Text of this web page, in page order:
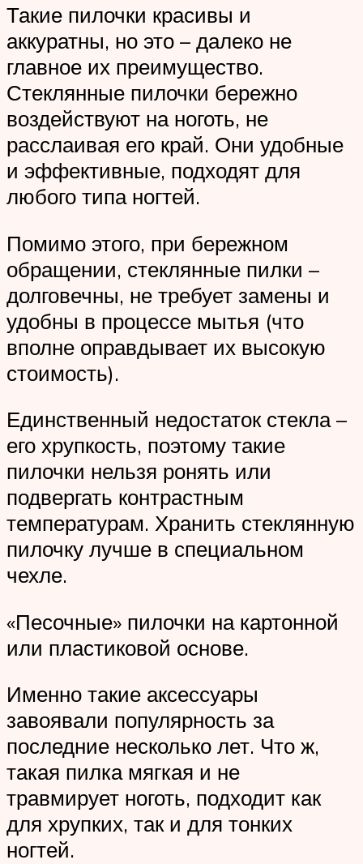
Такие пилочки красивы и
аккуратны, но это – далеко не
главное их преимущество.
Стеклянные пилочки бережно
воздействуют на ноготь, не
расслаивая его край. Они удобные
и эффективные, подходят для
любого типа ногтей.
Помимо этого, при бережном
обращении, стеклянные пилки –
долговечны, не требует замены и
удобны в процессе мытья (что
вполне оправдывает их высокую
стоимость).
Единственный недостаток стекла –
его хрупкость, поэтому такие
пилочки нельзя ронять или
подвергать контрастным
температурам. Хранить стеклянную
пилочку лучше в специальном
чехле.
«Песочные» пилочки на картонной
или пластиковой основе.
Именно такие аксессуары
завоявали популярность за
последние несколько лет. Что ж,
такая пилка мягкая и не
травмирует ноготь, подходит как
для хрупких, так и для тонких
ногтей.